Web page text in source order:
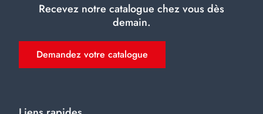
Recevez notre catalogue chez vous dès
demain.
Demandez votre catalogue